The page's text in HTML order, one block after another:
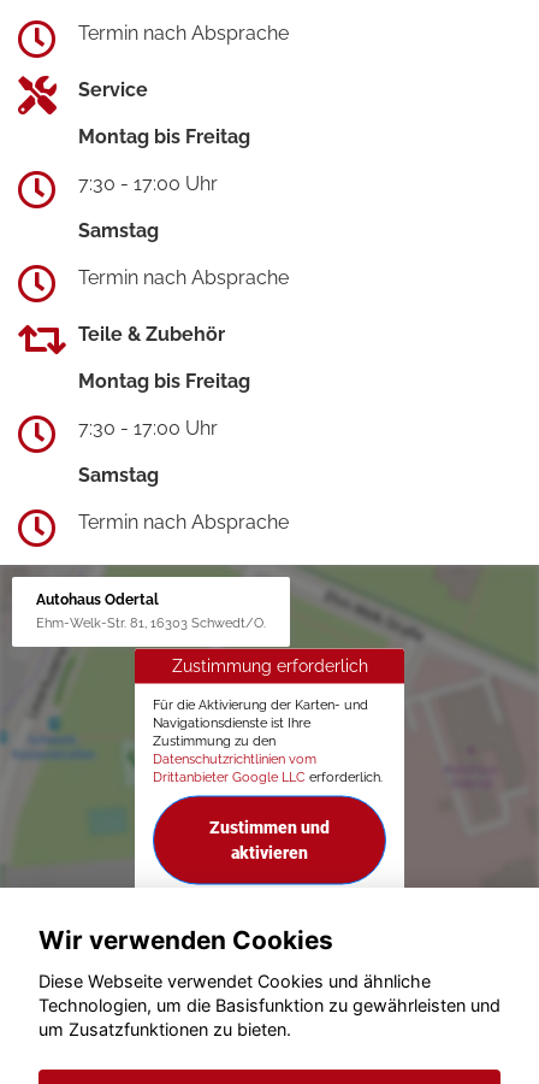
Termin nach Absprache
Service
Montag bis Freitag
7:30 - 17:00 Uhr
Samstag
Termin nach Absprache
Teile & Zubehör
Montag bis Freitag
7:30 - 17:00 Uhr
Samstag
Termin nach Absprache
Autohaus Odertal
Ehm-Welk-Str. 81, 16303 Schwedt/O.
Zustimmung erforderlich
Für die Aktivierung der Karten- und
Navigationsdienste ist Ihre
Zustimmung zu den
Datenschutzrichtlinien vom
Drittanbieter Google LLC erforderlich.
Zustimmen und
aktivieren
© konjunkturmotor.de GmbH 2020 - 2026
Wir verwenden Cookies
Diese Webseite verwendet Cookies und ähnliche
Technologien, um die Basisfunktion zu gewährleisten und
um Zusatzfunktionen zu bieten.